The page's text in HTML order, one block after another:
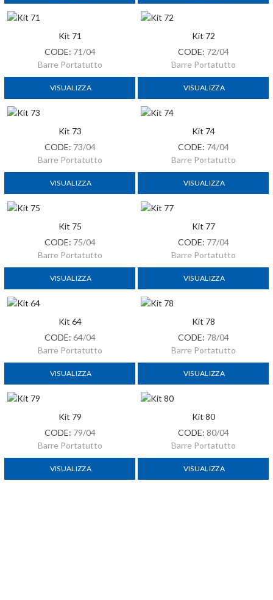
Kit 71
CODE: 71/04
Barre Portatutto
VISUALIZZA
Kit 72
CODE: 72/04
Barre Portatutto
VISUALIZZA
Kit 73
CODE: 73/04
Barre Portatutto
VISUALIZZA
Kit 74
CODE: 74/04
Barre Portatutto
VISUALIZZA
Kit 75
CODE: 75/04
Barre Portatutto
VISUALIZZA
Kit 77
CODE: 77/04
Barre Portatutto
VISUALIZZA
Kit 64
CODE: 64/04
Barre Portatutto
VISUALIZZA
Kit 78
CODE: 78/04
Barre Portatutto
VISUALIZZA
Kit 79
CODE: 79/04
Barre Portatutto
VISUALIZZA
Kit 80
CODE: 80/04
Barre Portatutto
VISUALIZZA